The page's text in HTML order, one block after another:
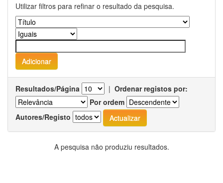
Utilizar filtros para refinar o resultado da pesquisa.
Resultados/Página | Ordenar registos por:
Por ordem
Autores/Registo
A pesquisa não produziu resultados.